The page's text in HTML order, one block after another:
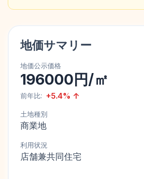
地価サマリー
地価公示価格
196000円/㎡
前年比: +5.4% ↑
土地種別
商業地
利用状況
店舗兼共同住宅